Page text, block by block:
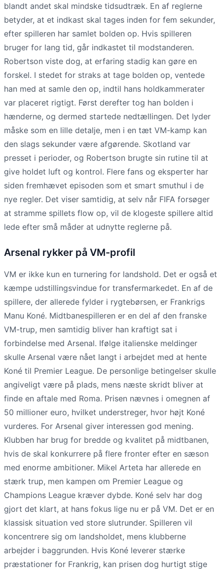
blandt andet skal mindske tidsudtræk. En af reglerne
betyder, at et indkast skal tages inden for fem sekunder,
efter spilleren har samlet bolden op. Hvis spilleren
bruger for lang tid, går indkastet til modstanderen.
Robertson viste dog, at erfaring stadig kan gøre en
forskel. I stedet for straks at tage bolden op, ventede
han med at samle den op, indtil hans holdkammerater
var placeret rigtigt. Først derefter tog han bolden i
hænderne, og dermed startede nedtællingen. Det lyder
måske som en lille detalje, men i en tæt VM-kamp kan
den slags sekunder være afgørende. Skotland var
presset i perioder, og Robertson brugte sin rutine til at
give holdet luft og kontrol. Flere fans og eksperter har
siden fremhævet episoden som et smart smuthul i de
nye regler. Det viser samtidig, at selv når FIFA forsøger
at stramme spillets flow op, vil de klogeste spillere altid
lede efter små måder at udnytte reglerne på.
Arsenal rykker på VM-profil
VM er ikke kun en turnering for landshold. Det er også et
kæmpe udstillingsvindue for transfermarkedet. En af de
spillere, der allerede fylder i rygtebørsen, er Frankrigs
Manu Koné. Midtbanespilleren er en del af den franske
VM-trup, men samtidig bliver han kraftigt sat i
forbindelse med Arsenal. Ifølge italienske meldinger
skulle Arsenal være nået langt i arbejdet med at hente
Koné til Premier League. De personlige betingelser skulle
angiveligt være på plads, mens næste skridt bliver at
finde en aftale med Roma. Prisen nævnes i omegnen af
50 millioner euro, hvilket understreger, hvor højt Koné
vurderes. For Arsenal giver interessen god mening.
Klubben har brug for bredde og kvalitet på midtbanen,
hvis de skal konkurrere på flere fronter efter en sæson
med enorme ambitioner. Mikel Arteta har allerede en
stærk trup, men kampen om Premier League og
Champions League kræver dybde. Koné selv har dog
gjort det klart, at hans fokus lige nu er på VM. Det er en
klassisk situation ved store slutrunder. Spilleren vil
koncentrere sig om landsholdet, mens klubberne
arbejder i baggrunden. Hvis Koné leverer stærke
præstationer for Frankrig, kan prisen dog hurtigt stige